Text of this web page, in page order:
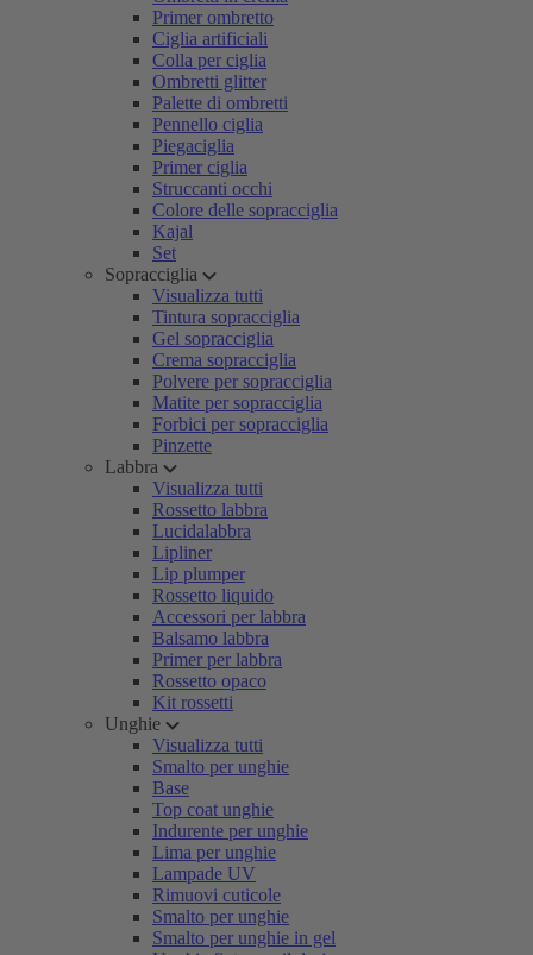
Primer ombretto
Ciglia artificiali
Colla per ciglia
Ombretti glitter
Palette di ombretti
Pennello ciglia
Piegaciglia
Primer ciglia
Struccanti occhi
Colore delle sopracciglia
Kajal
Set
Sopracciglia
Visualizza tutti
Tintura sopracciglia
Gel sopracciglia
Crema sopracciglia
Polvere per sopracciglia
Matite per sopracciglia
Forbici per sopracciglia
Pinzette
Labbra
Visualizza tutti
Rossetto labbra
Lucidalabbra
Lipliner
Lip plumper
Rossetto liquido
Accessori per labbra
Balsamo labbra
Primer per labbra
Rossetto opaco
Kit rossetti
Unghie
Visualizza tutti
Smalto per unghie
Base
Top coat unghie
Indurente per unghie
Lima per unghie
Lampade UV
Rimuovi cuticole
Smalto per unghie
Smalto per unghie in gel